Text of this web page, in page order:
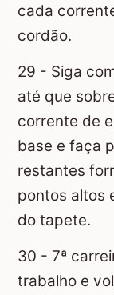
cada
cordão.
29 - Siga
até que
corrente de
base e faça
restantes
pontos altos
do tapete.
30 - 7ª
trabalho e